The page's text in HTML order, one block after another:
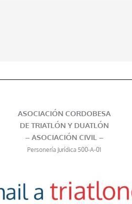
ASOCIACIÓN CORDOBESA
DE TRIATLÓN Y DUATLÓN
– ASOCIACIÓN CIVIL –
Personería Jurídica 500-A-01